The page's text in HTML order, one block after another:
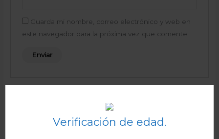
Verificación de edad.
Guarda mi nombre, correo electrónico y web en
este navegador para la próxima vez que comente.
Productos relacionados